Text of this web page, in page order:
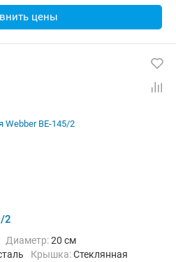
цены
2
Диаметр:20 см
крышка:Стеклянная